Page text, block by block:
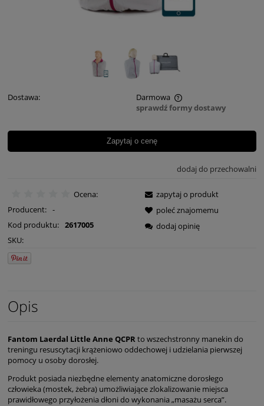
Dostawa:
Darmowa
Cena nie zawiera ewentualnych kosztów płatności
sprawdź formy dostawy
Zapytaj o cenę
dodaj do przechowalni
Ocena:
Producent: -
Kod produktu: 2617005
SKU:
zapytaj o produkt
poleć znajomemu
dodaj opinię
Opis
Fantom Laerdal Little Anne QCPRto wszechstronny manekin do
treningu resuscytacji krążeniowo oddechowej i udzielania pierwszej
pomocy u osoby dorosłej.
Produkt posiada niezbędne elementy anatomiczne dorosłego
człowieka (mostek, żebra) umożliwiające zlokalizowanie miejsca
prawidłowego przyłożenia dłoni do wykonania „masażu serca”.